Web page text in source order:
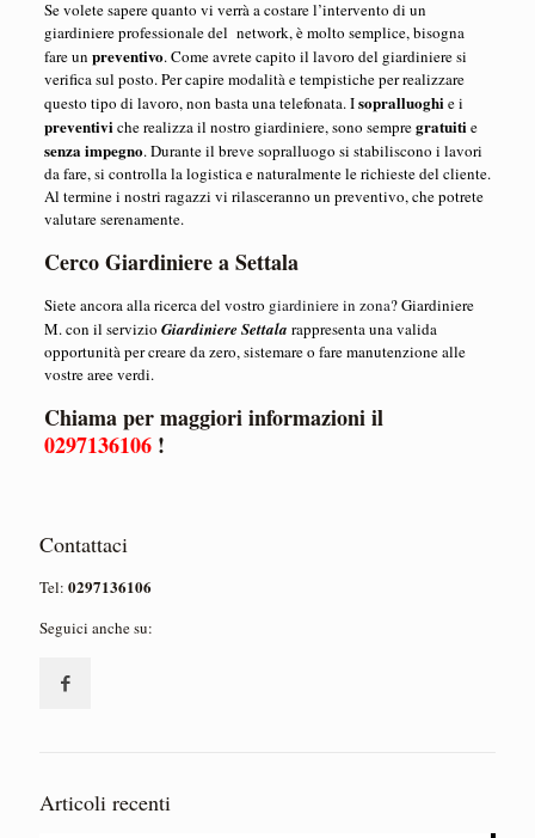
Se volete sapere quanto vi verrà a costare l’intervento di un
giardiniere professionale del network, è molto semplice, bisogna
fare un preventivo. Come avrete capito il lavoro del giardiniere si
verifica sul posto. Per capire modalità e tempistiche per realizzare
questo tipo di lavoro, non basta una telefonata. Isopralluoghie i
preventiviche realizza il nostro giardiniere, sono sempregratuitie
senza impegno. Durante il breve sopralluogo si stabiliscono i lavori
da fare, si controlla la logistica e naturalmente le richieste del cliente.
Al termine i nostri ragazzi vi rilasceranno un preventivo, che potrete
valutare serenamente.
Cerco Giardiniere a Settala
Siete ancora alla ricerca del vostro giardiniere in zona? Giardiniere
M. con il servizio Giardiniere Settala rappresenta una valida
opportunità per creare da zero, sistemare o fare manutenzione alle
vostre aree verdi.
Chiama per maggiori informazioni il
0297136106 !
Contattaci
Tel: 0297136106
Seguici anche su:
Articoli recenti